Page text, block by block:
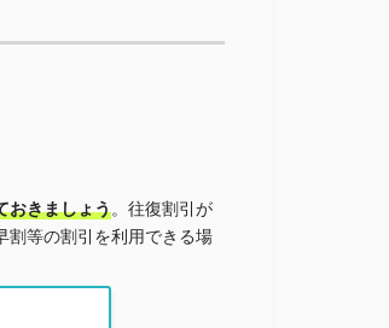
おきましょう。往復割引が
割等の割引を利用できる場